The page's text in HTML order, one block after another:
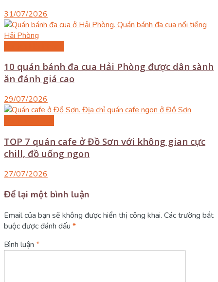
31/07/2026
10 quán bánh đa cua Hải Phòng được dân sành
ăn đánh giá cao
29/07/2026
TOP 7 quán cafe ở Đồ Sơn với không gian cực
chill, đồ uống ngon
27/07/2026
Để lại một bình luận
Email của bạn sẽ không được hiển thị công khai. Các trường bắt
buộc được đánh dấu *
Bình luận *